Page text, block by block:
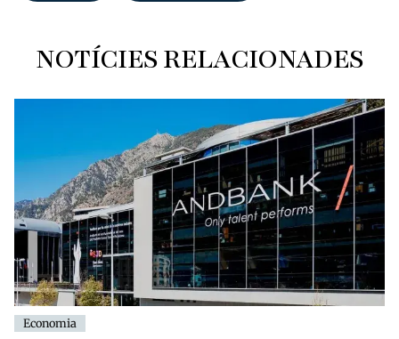
NOTÍCIES RELACIONADES
Economia